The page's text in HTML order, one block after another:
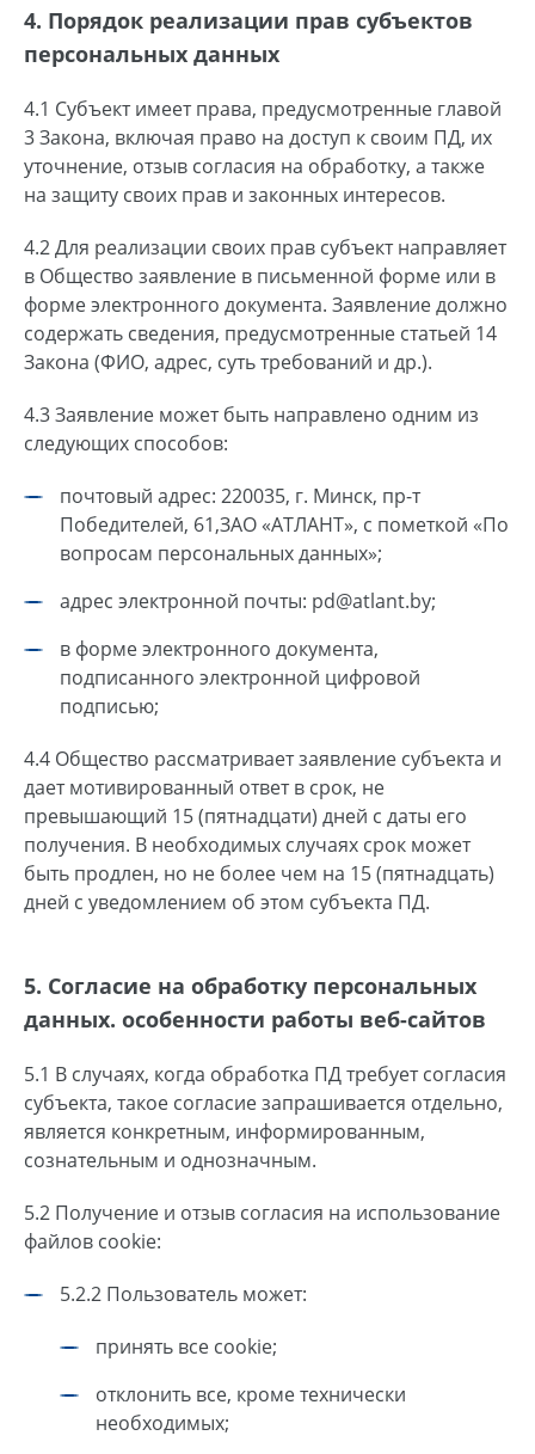
4. Порядок реализации прав субъектов
персональных данных
4.1 Субъект имеет права, предусмотренные главой
3 Закона, включая право на доступ к своим ПД, их
уточнение, отзыв согласия на обработку, а также
на защиту своих прав и законных интересов.
4.2 Для реализации своих прав субъект направляет
в Общество заявление в письменной форме или в
форме электронного документа. Заявление должно
содержать сведения, предусмотренные статьей 14
Закона (ФИО, адрес, суть требований и др.).
4.3 Заявление может быть направлено одним из
следующих способов:
почтовый адрес: 220035, г. Минск, пр-т
Победителей, 61,ЗАО «АТЛАНТ», с пометкой «По
вопросам персональных данных»;
адрес электронной почты: pd@atlant.by;
в форме электронного документа,
подписанного электронной цифровой
подписью;
4.4 Общество рассматривает заявление субъекта и
дает мотивированный ответ в срок, не
превышающий 15 (пятнадцати) дней с даты его
получения. В необходимых случаях срок может
быть продлен, но не более чем на 15 (пятнадцать)
дней с уведомлением об этом субъекта ПД.
5. Cогласие на обработку персональных
данных. особенности работы веб-сайтов
5.1 В случаях, когда обработка ПД требует согласия
субъекта, такое согласие запрашивается отдельно,
является конкретным, информированным,
сознательным и однозначным.
5.2 Получение и отзыв согласия на использование
файлов cookie:
5.2.2 Пользователь может:
принять все cookie;
отклонить все, кроме технически
необходимых;